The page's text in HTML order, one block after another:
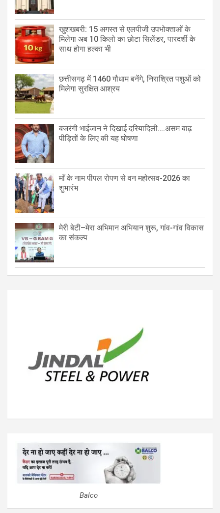
खुशखबरी: 15 अगस्त से एलपीजी उपभोक्ताओं के
मिलेगा अब 10 किलो का छोटा सिलेंडर, पारदर्शी के
साथ होगा हल्का भी
छत्तीसगढ़ में 1460 गौधाम बनेंगे, निराश्रित पशुओं को
मिलेगा सुरक्षित आश्रय
बजरंगी भाईजान ने दिखाई दरियादिली….असम बाढ़
पीड़ितों के लिए की यह घोषणा
माँ के नाम पीपल रोपण से वन महोत्सव-2026 का
शुभारंभ
मेरी बेटी–मेरा अभिमान अभियान शुरू, गांव-गांव विकास
का संकल्प
Balco